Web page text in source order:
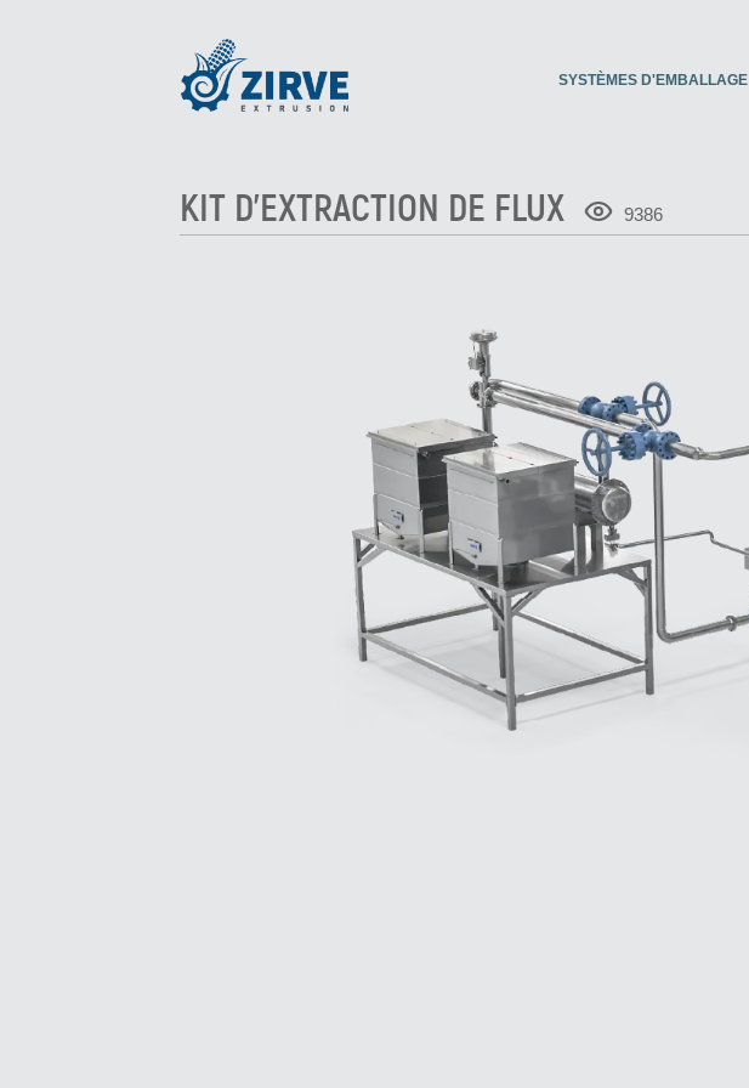
SYSTÈMES D'EMBALLAGE
KIT D'EXTRACTION DE FLUX 9386